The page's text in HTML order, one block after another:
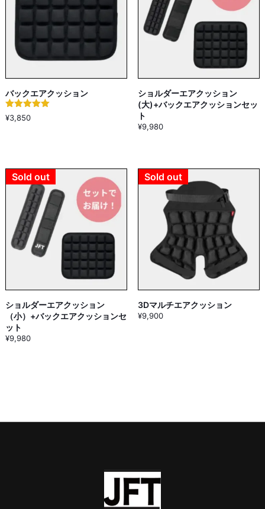
バックエアクッション
5段階中
5.00
¥3,850
ショルダーエアクッション
(大)+バックエアクッションセッ
ト
¥9,980
Sold out
ショルダーエアクッション
（小）+バックエアクッションセ
ット
¥9,980
Sold out
3Dマルチエアクッション
¥9,900